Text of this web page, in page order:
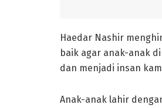
Haedar Nashir
baik agar anak-anak
dan menjadi insan
Anak-anak lahir